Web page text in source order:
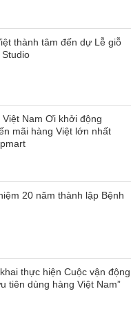
thành tâm đến dự Lễ giỗ
Nam Ơi khởi động
mãi hàng Việt lớn nhất
20 năm thành lập Bệnh
thực hiện Cuộc vận động
tiên dùng hàng Việt Nam”